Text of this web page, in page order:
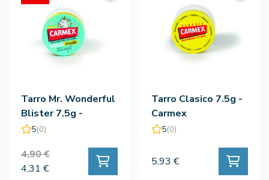
Tarro Mr. Wonderful
Blister 7.5g -
Carmex
5(0)
4,90 €
4,31 €
Tarro Clasico 7.5g -
Carmex
5(0)
5,93 €